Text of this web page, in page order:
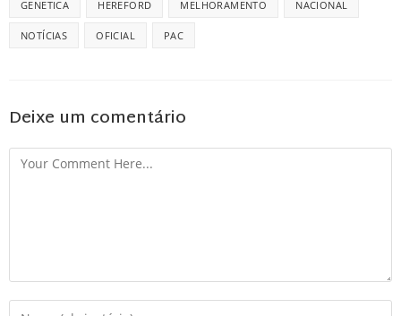
GENETICA HEREFORD MELHORAMENTO NACIONAL
NOTÍCIAS OFICIAL PAC
Deixe um comentário